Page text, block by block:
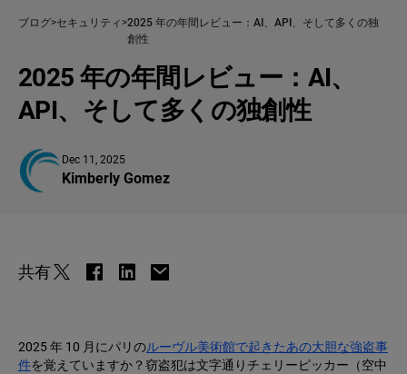
ブログ セキュリティ 2025 年の年間レビュー：AI、API、そして多くの独
創性
2025 年の年間レビュー：AI、
API、そして多くの独創性
Dec 11, 2025
Kimberly Gomez
共有
2025 年 10 月にパリのルーヴル美術館で起きたあの大胆な強盗事
件を覚えていますか？窃盗犯は文字通りチェリーピッカー（空中